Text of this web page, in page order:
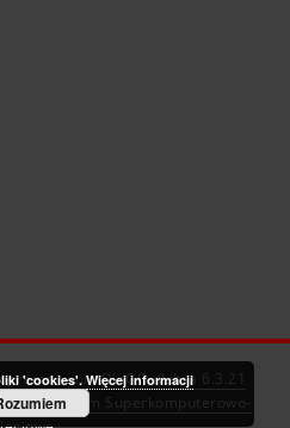
DInGO dLibra 6.3.21
Centrum Superkomputerowo-
'cookies'. Więcej informacji